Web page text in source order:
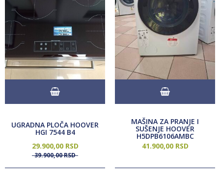
UGRADNA PLOČA HOOVER
HGI 7544 B4
29.900,00 RSD
39.900,00RSD
MAŠINA ZA PRANJE I
SUŠENJE HOOVER
H5DPB6106AMBC
41.900,00 RSD